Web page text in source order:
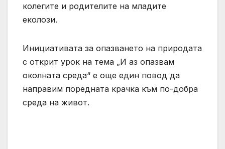
колегите и родителите на младите
еколози.
Инициативата за опазването на природата
с открит урок на тема „И аз опазвам
околната среда“ е още един повод да
направим поредната крачка към по-добра
среда на живот.